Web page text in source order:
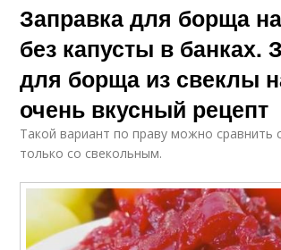
Заправка для борща
без капусты в банках.
для борща из свеклы
очень вкусный рецепт
Такой вариант по праву можно сравнить
только со свекольным.